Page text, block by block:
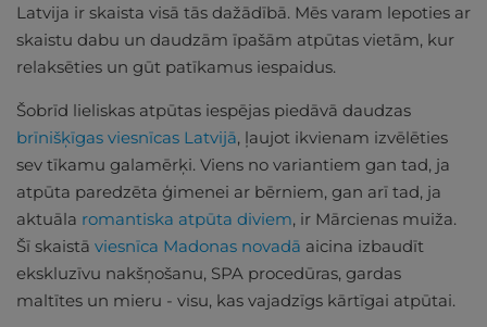
Latvija ir skaista visā tās dažādībā. Mēs varam lepoties ar
skaistu dabu un daudzām īpašām atpūtas vietām, kur
relaksēties un gūt patīkamus iespaidus.
Šobrīd lieliskas atpūtas iespējas piedāvā daudzas
brīnišķīgas viesnīcas Latvijā, ļaujot ikvienam izvēlēties
sev tīkamu galamērķi. Viens no variantiem gan tad, ja
atpūta paredzēta ģimenei ar bērniem, gan arī tad, ja
aktuāla romantiska atpūta diviem, ir Mārcienas muiža.
Šī skaistā viesnīca Madonas novadā aicina izbaudīt
ekskluzīvu nakšņošanu, SPA procedūras, gardas
maltītes un mieru - visu, kas vajadzīgs kārtīgai atpūtai.